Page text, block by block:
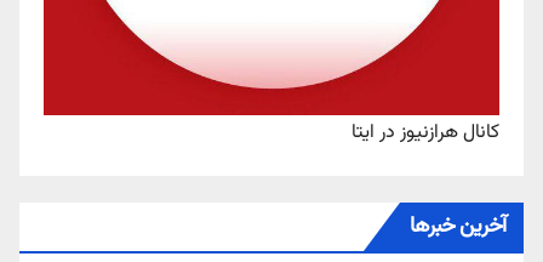
کانال هرازنیوز در ایتا
آخرین خبرها